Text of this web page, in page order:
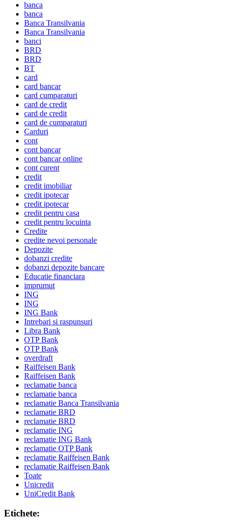
banca
banca
Banca Transilvania
Banca Transilvania
banci
BRD
BRD
BT
card
card bancar
card cumparaturi
card de credit
card de credit
card de cumparaturi
Carduri
cont
cont bancar
cont bancar online
cont curent
credit
credit imobiliar
credit ipotecar
credit ipotecar
credit pentru casa
credit pentru locuinta
Credite
credite nevoi personale
Depozite
dobanzi credite
dobanzi depozite bancare
Educatie financiara
imprumut
ING
ING
ING Bank
Intrebari si raspunsuri
Libra Bank
OTP Bank
OTP Bank
overdraft
Raiffeisen Bank
Raiffeisen Bank
reclamatie banca
reclamatie banca
reclamatie Banca Transilvania
reclamatie BRD
reclamatie BRD
reclamatie ING
reclamatie ING Bank
reclamatie OTP Bank
reclamatie Raiffeisen Bank
reclamatie Raiffeisen Bank
Toate
Unicredit
UniCredit Bank
Etichete: